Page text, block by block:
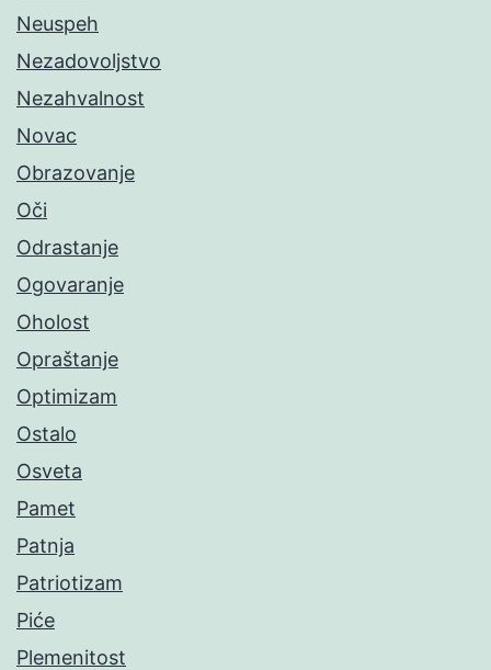
Neuspeh
Nezadovoljstvo
Nezahvalnost
Novac
Obrazovanje
Oči
Odrastanje
Ogovaranje
Oholost
Opraštanje
Optimizam
Ostalo
Osveta
Pamet
Patnja
Patriotizam
Piće
Plemenitost